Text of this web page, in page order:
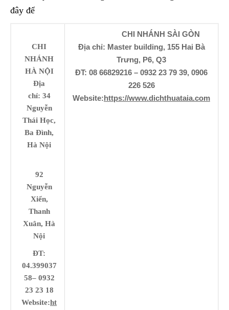
đây để
CHI
NHÁNH
HÀ NỘI
Địa
chỉ: 34
Nguyễn
Thái Học,
Ba Đình,
Hà Nội
92
Nguyễn
Xiển,
Thanh
Xuân, Hà
Nội
ĐT:
04.399037
58– 0932
23 23 18
Website:ht
CHI NHÁNH SÀI GÒN
Địa chỉ: Master building, 155 Hai Bà
Trưng, P6, Q3
ĐT: 08 66829216 – 0932 23 79 39, 0906
226 526
Website:https://www.dichthuataia.com